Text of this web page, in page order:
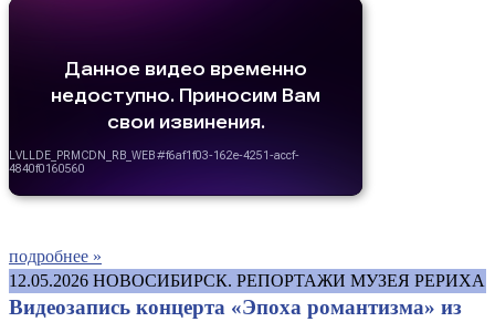
подробнее »
12.05.2026 НОВОСИБИРСК. РЕПОРТАЖИ МУЗЕЯ РЕРИХА
Видеозапись концерта «Эпоха романтизма» из